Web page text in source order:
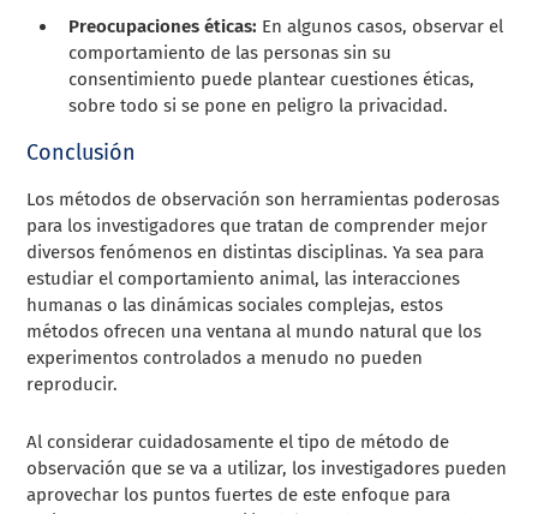
Preocupaciones éticas: En algunos casos, observar el
comportamiento de las personas sin su
consentimiento puede plantear cuestiones éticas,
sobre todo si se pone en peligro la privacidad.
Conclusión
Los métodos de observación son herramientas poderosas
para los investigadores que tratan de comprender mejor
diversos fenómenos en distintas disciplinas. Ya sea para
estudiar el comportamiento animal, las interacciones
humanas o las dinámicas sociales complejas, estos
métodos ofrecen una ventana al mundo natural que los
experimentos controlados a menudo no pueden
reproducir.
Al considerar cuidadosamente el tipo de método de
observación que se va a utilizar, los investigadores pueden
aprovechar los puntos fuertes de este enfoque para